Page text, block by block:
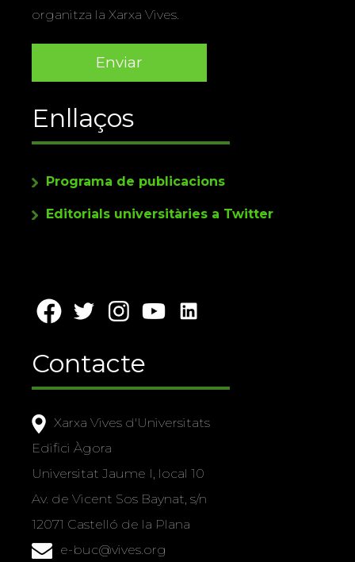
organitza la Xarxa Vives.
Enllaços
Programa de publicacions
Editorials universitàries a Twitter
Contacte
Xarxa Vives d'Universitats
Edifici Àgora
Universitat Jaume I, local 10
Av. de Vicent Sos Baynat, s/n
12071 Castelló de la Plana
e-buc@vives.org